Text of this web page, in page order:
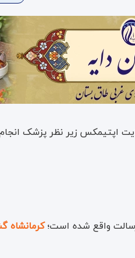
اپتیمکس زیر نظر پزشک
واقع شده است؛کرمانشاه